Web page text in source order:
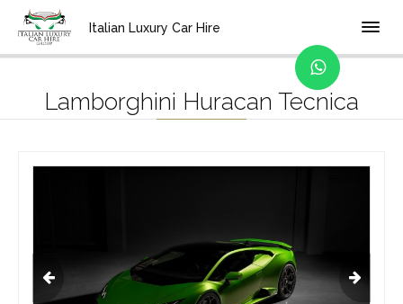
Italian Luxury Car Hire
Home Localidad Bolonia
Lamborghini Huracan Tecnica